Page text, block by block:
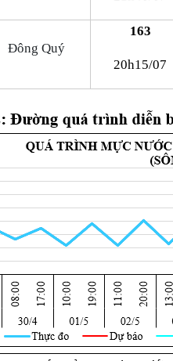
Đông Quý
163
20h15/07